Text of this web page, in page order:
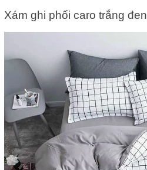
Xám ghi phối caro trắng đen